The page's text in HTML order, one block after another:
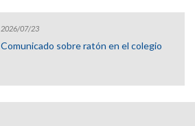
2026/07/23
Comunicado sobre ratón en el colegio